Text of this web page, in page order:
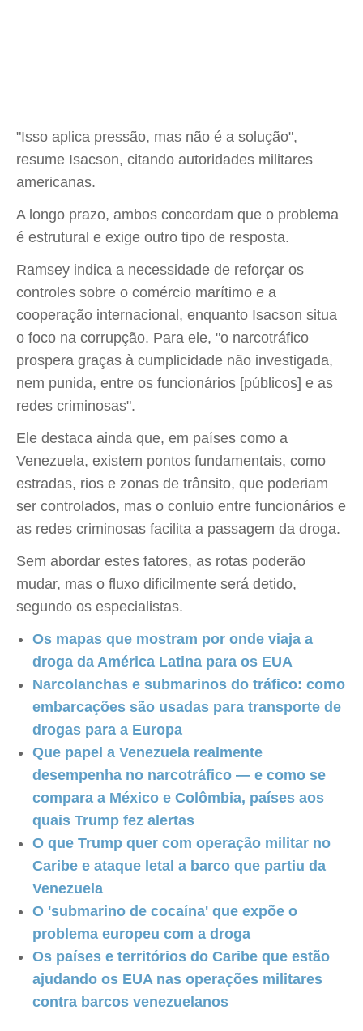
"Isso aplica pressão, mas não é a solução",
resume Isacson, citando autoridades militares
americanas.
A longo prazo, ambos concordam que o problema
é estrutural e exige outro tipo de resposta.
Ramsey indica a necessidade de reforçar os
controles sobre o comércio marítimo e a
cooperação internacional, enquanto Isacson situa
o foco na corrupção. Para ele, "o narcotráfico
prospera graças à cumplicidade não investigada,
nem punida, entre os funcionários [públicos] e as
redes criminosas".
Ele destaca ainda que, em países como a
Venezuela, existem pontos fundamentais, como
estradas, rios e zonas de trânsito, que poderiam
ser controlados, mas o conluio entre funcionários e
as redes criminosas facilita a passagem da droga.
Sem abordar estes fatores, as rotas poderão
mudar, mas o fluxo dificilmente será detido,
segundo os especialistas.
Os mapas que mostram por onde viaja a
droga da América Latina para os EUA
Narcolanchas e submarinos do tráfico: como
embarcações são usadas para transporte de
drogas para a Europa
Que papel a Venezuela realmente
desempenha no narcotráfico — e como se
compara a México e Colômbia, países aos
quais Trump fez alertas
O que Trump quer com operação militar no
Caribe e ataque letal a barco que partiu da
Venezuela
O 'submarino de cocaína' que expõe o
problema europeu com a droga
Os países e territórios do Caribe que estão
ajudando os EUA nas operações militares
contra barcos venezuelanos